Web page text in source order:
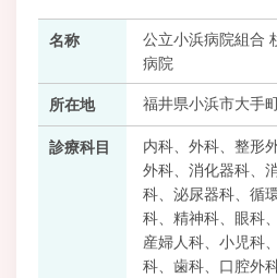
名称
公立小浜病院組合
病院
所在地 福井県小浜市大手
診療科目
内科、外科、整形
外科、消化器科、
科、泌尿器科、循
科、精神科、眼科
産婦人科、小児科
科、歯科、口腔外